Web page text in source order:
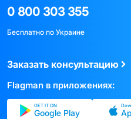
0 800 303 355
Бесплатно по Украине
Заказать консультацию
Flagman в приложениях:
GET IT ON
Google Play